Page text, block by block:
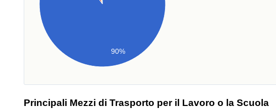
90%
Principali Mezzi di Trasporto per il Lavoro o la Scuola